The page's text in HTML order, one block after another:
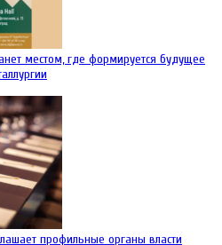
местом, где формируется будущее
профильные органы власти